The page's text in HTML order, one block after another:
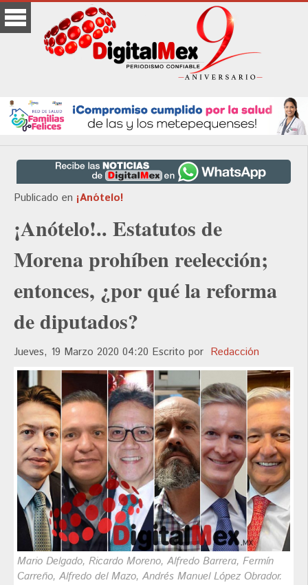
Publicado en ¡Anótelo!
¡Anótelo!.. Estatutos de
Morena prohíben reelección;
entonces, ¿por qué la reforma
de diputados?
Jueves, 19 Marzo 2020 04:20 Escrito por Redacción
Mario Delgado, Ricardo Moreno, Alfredo Barrera, Fermín
Carreño, Alfredo del Mazo, Andrés Manuel López Obrador.